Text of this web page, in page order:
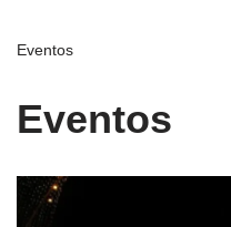
Eventos
Eventos